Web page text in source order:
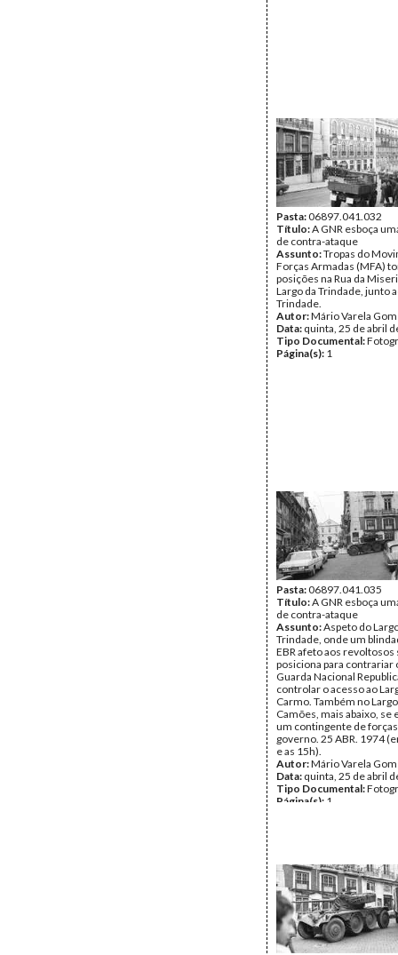
Pasta:06897.041.032
Título:A GNR esboça
de contra-ataque
Assunto:Tropas do
Forças Armadas (MFA)
posições na Rua da
Largo da Trindade, junto
Trindade.
Autor:Mário Varela
Data: quinta, 25 de abril
Tipo Documental:
Página(s): 1
Pasta:06897.041.035
Título:A GNR esboça
de contra-ataque
Assunto:Aspeto do
Trindade, onde um
EBR afeto aos revoltosos
posiciona para contrariar
Guarda Nacional
controlar o acesso ao
Carmo. Também no
Camões, mais abaixo, se
um contingente de
governo. 25 ABR. 1974
e as 15h).
Autor:Mário Varela
Data: quinta, 25 de abril
Tipo Documental:
Página(s): 1